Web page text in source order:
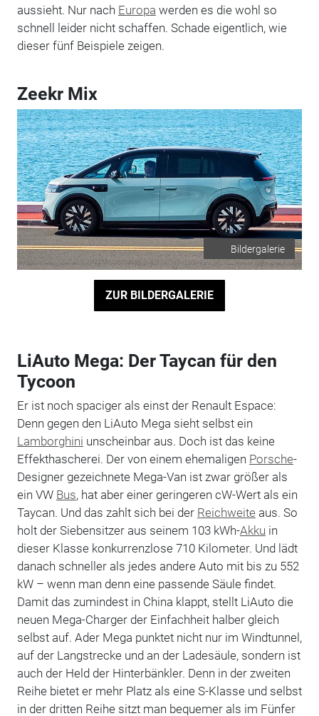
aussieht. Nur nach Europa werden es die wohl so
schnell leider nicht schaffen. Schade eigentlich, wie
dieser fünf Beispiele zeigen.
Zeekr Mix
Bildergalerie
ZUR BILDERGALERIE
LiAuto Mega: Der Taycan für den
Tycoon
Er ist noch spaciger als einst der Renault Espace:
Denn gegen den LiAuto Mega sieht selbst ein
Lamborghini unscheinbar aus. Doch ist das keine
Effekthascherei. Der von einem ehemaligen Porsche-
Designer gezeichnete Mega-Van ist zwar größer als
ein VW Bus, hat aber einer geringeren cW-Wert als ein
Taycan. Und das zahlt sich bei der Reichweite aus. So
holt der Siebensitzer aus seinem 103 kWh-Akku in
dieser Klasse konkurrenzlose 710 Kilometer. Und lädt
danach schneller als jedes andere Auto mit bis zu 552
kW – wenn man denn eine passende Säule findet.
Damit das zumindest in China klappt, stellt LiAuto die
neuen Mega-Charger der Einfachheit halber gleich
selbst auf. Ader Mega punktet nicht nur im Windtunnel,
auf der Langstrecke und an der Ladesäule, sondern ist
auch der Held der Hinterbänkler. Denn in der zweiten
Reihe bietet er mehr Platz als eine S-Klasse und selbst
in der dritten Reihe sitzt man bequemer als im Fünfer